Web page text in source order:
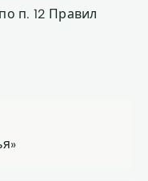
п. 12 Правил